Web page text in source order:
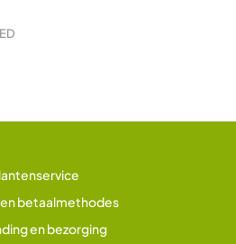
betaalmethodes
en bezorging